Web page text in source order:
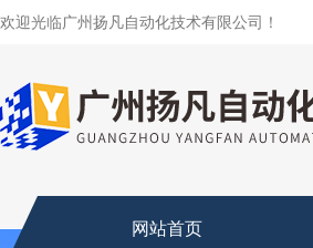
欢迎光临广州扬凡自动化技术有限公司！
网站首页